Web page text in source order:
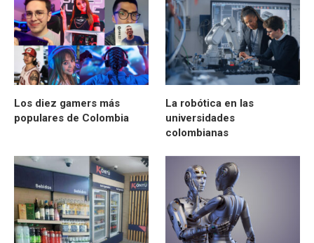
Los diez gamers más
populares de Colombia
La robótica en las
universidades
colombianas